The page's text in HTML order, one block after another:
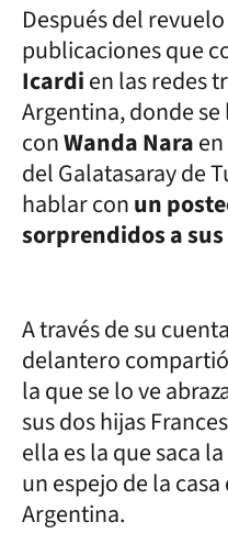
Después del
publicaciones que
Icardien las redes
Argentina, donde
conWanda Nara
del Galatasaray de
hablar conun
sorprendidos a
A través de su
delantero
la que se lo ve
sus dos hijas
ella es la que saca
un espejo de la
Argentina.